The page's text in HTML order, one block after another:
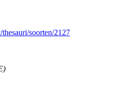
soorten/2127